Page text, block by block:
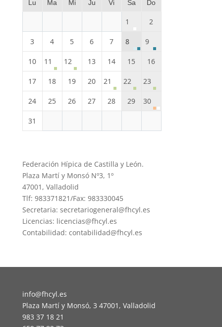
Lu Ma Mi Ju Vi Sa Do
1 2
3 4 5 6 7 8 9
10 11 12 13 14 15 16
17 18 19 20 21 22 23
24 25 26 27 28 29 30
31
Federación Hípica de Castilla y León.
Plaza Martí y Monsó Nº3, 1º
47001, Valladolid
Tlf: 983371821/Fax: 983330045
Secretaria: secretariogeneral@fhcyl.es
Licencias: licencias@fhcyl.es
Contabilidad: contabilidad@fhcyl.es
info@fhcyl.es
Plaza Martí y Monsó, 3 47001, Valladolid
983 37 18 21